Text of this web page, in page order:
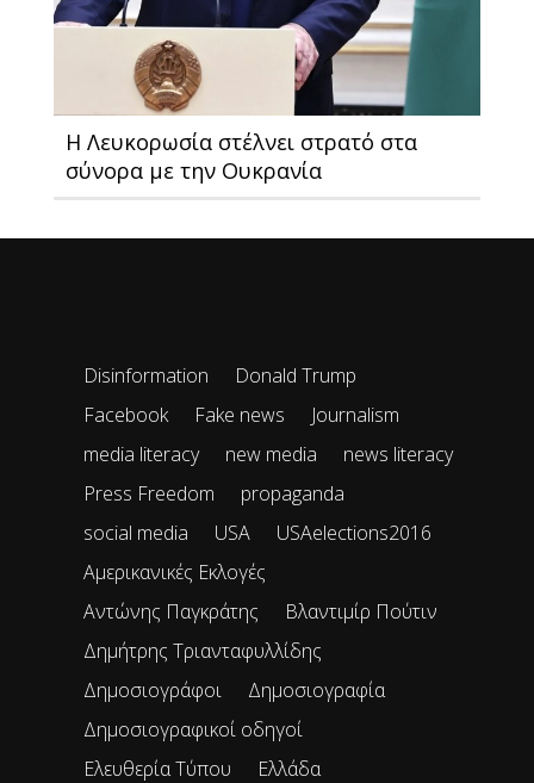
H Λευκορωσία στέλνει στρατό στα
σύνορα με την Ουκρανία
Disinformation
Donald Trump
Facebook
Fake news
Journalism
media literacy
new media
news literacy
Press Freedom
propaganda
social media
USA
USAelections2016
Αμερικανικές Εκλογές
Αντώνης Παγκράτης
Βλαντιμίρ Πούτιν
Δημήτρης Τριανταφυλλίδης
Δημοσιογράφοι
Δημοσιογραφία
Δημοσιογραφικοί οδηγοί
Ελευθερία Τύπου
Ελλάδα